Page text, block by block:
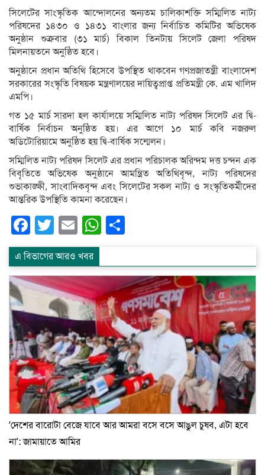
সিলেটের সাংস্কৃতিক আন্দোলনের অন্যতম চালিকাশক্তি সম্মিলিত নাট্য
পরিষদের ১৪৩০ ও ১৪৩১ বাংলার জন্য নির্বাচিত কমিটির অভিষেক
অনুষ্ঠান শুক্রবার (৩১ মার্চ) বিকাল তিনটায় সিলেট জেলা পরিষদ
মিলনায়তনে অনুষ্ঠিত হবে।
অনুষ্ঠানে প্রধান অতিথি হিসেবে উপস্থিত থাকবেন গণপ্রজাতন্ত্রী বাংলাদেশ
সরকারের সংস্কৃতি বিষয়ক মন্ত্রণালয়ের দায়িত্বপ্রাপ্ত প্রতিমন্ত্রী কে. এম খালিদ
এমপি।
গত ১৫ মার্চ সারদা হল কার্যালয়ে সম্মিলিত নাট্য পরিষদ সিলেট এর দ্বি-
বার্ষিক নির্বাচন অনুষ্ঠিত হয়। এর আগে ১০ মার্চ কবি নজরুল
অডিটোরিয়ামে অনুষ্ঠিত হয় দ্বি-বার্ষিক সন্মেলন।
সম্মিলিত নাট্য পরিষদ সিলেট এর প্রধান পরিচালক অরিন্দম দত্ত চন্দন এক
বিবৃতিতে অভিষেক অনুষ্ঠানে আমন্ত্রিত অতিথিবৃন্দ, নাট্য পরিষদের
শুভাকাঙ্ক্ষী, সাংবাদিকবৃন্দ এবং সিলেটের সকল নাট্য ও সংস্কৃতিকর্মীদের
আন্তরিক উপস্থিতি কামনা করেছেন।
Facebook
Twitter
EmailWhatsApp
এ বিভাগের আরও খবর
‘দেশের বারোটা বেজে যাবে আর আমরা বসে বসে আঙুল চুষব, এটা হবে
না’: জামায়াতে আমির